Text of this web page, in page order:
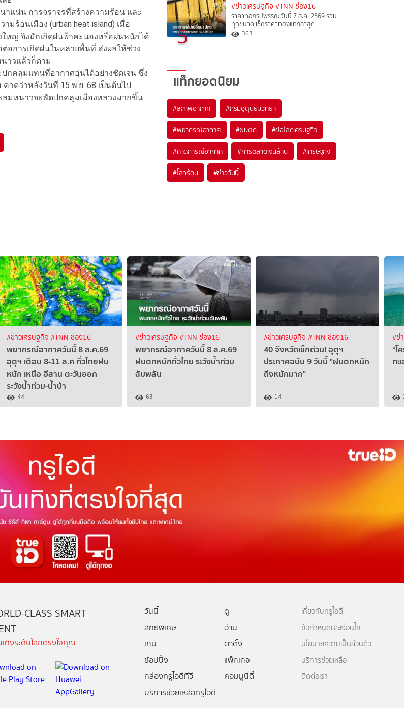
แน่น การจราจรที่สร้างความร้อน และ
ร้อนเมือง (urban heat island) เมื่อ
ใหญ่ จึงมักเกิดฝนฟ้าคะนองหรือฝนหนักได้
อการเกิดฝนในหลายพื้นที่ ส่งผลให้ช่วง
าวแล้วก็ตาม
กคลุมแทนที่อากาศอุ่นได้อย่างชัดเจน ซึ่ง
าดว่าหลังวันที่ 15 พ.ย. 68 เป็นต้นไป
ลมหนาวจะพัดปกคลุมเมืองหลวงมากขึ้น
5
#ข่าวเศรษฐกิจ #TNN ช่อง16
ราคาทองรูปพรรณวันนี้ 7 ส.ค. 2569 รวม
ทุกขนาด เช็กราคาทองแท่งล่าสุด
363
แท็กยอดนิยม
#สภาพอากาศ #กรมอุตุนิยมวิทยา
#พยากรณ์อากาศ #ฝนตก #ย่อโลกเศรษฐกิจ
#คาดการณ์อากาศ #การตลาดเงินล้าน #เศรษฐกิจ
#โลกร้อน #ข่าววันนี้
#ข่าวเศรษฐกิจ #TNN ช่อง16
พยากรณ์อากาศวันนี้ 8 ส.ค.69
อุตุฯ เตือน 8-11 ส.ค ทั่วไทยฝน
หนัก เหนือ อีสาน ตะวันออก
ระวังน้ำท่วม-น้ำป่า
44
#ข่าวเศรษฐกิจ #TNN ช่อง16
พยากรณ์อากาศวันนี้ 8 ส.ค.69
ฝนตกหนักทั่วไทย ระวังน้ำท่วม
ฉับพลัน
63
#ข่าวเศรษฐกิจ #TNN ช่อง16
40 จังหวัดเช็กด่วน! อุตุฯ
ประกาศฉบับ 9 วันนี้ "ฝนตกหนัก
ถึงหนักมาก"
14
#ข่
“โ
ทะ
CLASS SMART
ทิงระดับโลกตรงใจคุณ
วันนี้
ดู
สิทธิพิเศษ
อ่าน
เกม
ตาตั้ง
ช้อปปิ้ง
แพ็กเกจ
กล่องทรูไอดีทีวี
คอมมูนิตี้
บริการช่วยเหลือทรูไอดี
เกี่ยวกับทรูไอดี
ข้อกำหนดและเงื่อนไข
นโยบายความเป็นส่วนตัว
บริการช่วยเหลือ
ติดต่อเรา